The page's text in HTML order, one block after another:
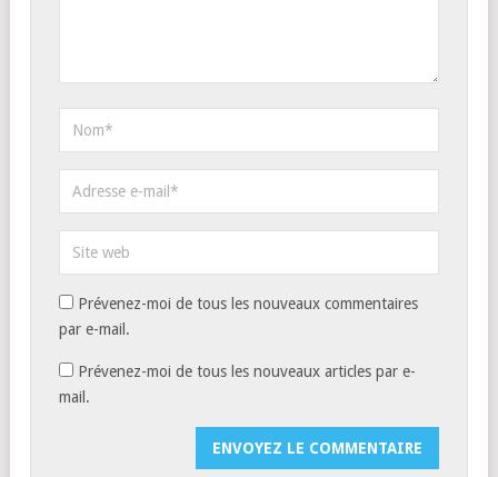
Prévenez-moi de tous les nouveaux commentaires
par e-mail.
Prévenez-moi de tous les nouveaux articles par e-
mail.